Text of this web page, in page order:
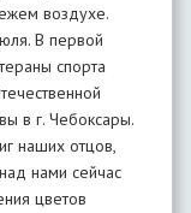
воздухе.
В первой
спорта
в г. Чебоксары.
наших отцов,
нами сейчас
цветов